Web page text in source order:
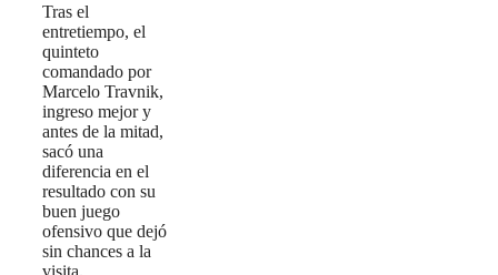
Tras el
entretiempo, el
quinteto
comandado por
Marcelo Travnik,
ingreso mejor y
antes de la mitad,
sacó una
diferencia en el
resultado con su
buen juego
ofensivo que dejó
sin chances a la
visita.